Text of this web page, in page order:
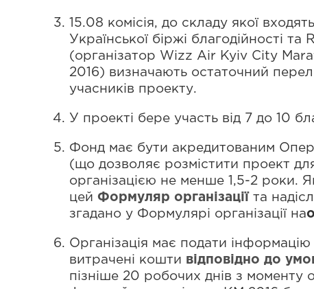
15.08 комісія, до складу якої
Української біржі благодійності та
(організатор Wizz Air Kyiv City
2016) визначають остаточний
учасників проекту.
У проекті бере участь від 7 до 10
Фонд має бути акредитованим
(що дозволяє розмістити проект
організацією не менше 1,5-2
цей Формуляр організаціїта
згадано у Формулярі організації на
Організація має подати
витрачені кошти відповідно до
пізніше 20 робочих днів з моменту